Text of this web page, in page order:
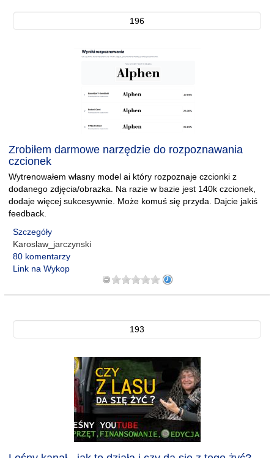
196
Zrobiłem darmowe narzędzie do rozpoznawania
czcionek
Wytrenowałem własny model ai który rozpoznaje czcionki z
dodanego zdjęcia/obrazka. Na razie w bazie jest 140k czcionek,
dodaje więcej sukcesywnie. Może komuś się przyda. Dajcie jakiś
feedback.
Szczegóły
Karoslaw_jarczynski
80 komentarzy
Link na Wykop
193